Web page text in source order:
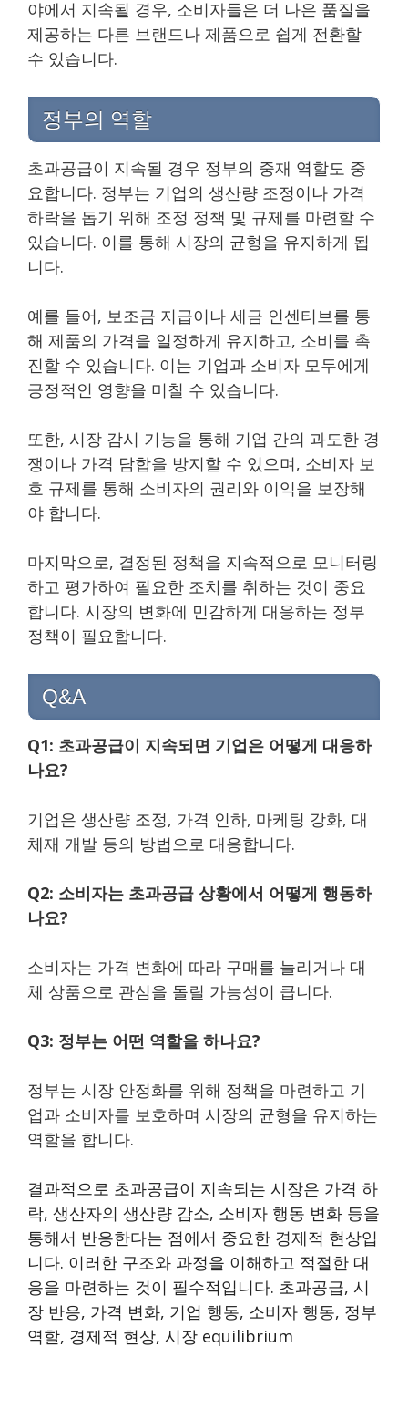
야에서 지속될 경우, 소비자들은 더 나은 품질을
제공하는 다른 브랜드나 제품으로 쉽게 전환할
수 있습니다.
정부의 역할
초과공급이 지속될 경우 정부의 중재 역할도 중
요합니다. 정부는 기업의 생산량 조정이나 가격
하락을 돕기 위해 조정 정책 및 규제를 마련할 수
있습니다. 이를 통해 시장의 균형을 유지하게 됩
니다.
예를 들어, 보조금 지급이나 세금 인센티브를 통
해 제품의 가격을 일정하게 유지하고, 소비를 촉
진할 수 있습니다. 이는 기업과 소비자 모두에게
긍정적인 영향을 미칠 수 있습니다.
또한, 시장 감시 기능을 통해 기업 간의 과도한 경
쟁이나 가격 담합을 방지할 수 있으며, 소비자 보
호 규제를 통해 소비자의 권리와 이익을 보장해
야 합니다.
마지막으로, 결정된 정책을 지속적으로 모니터링
하고 평가하여 필요한 조치를 취하는 것이 중요
합니다. 시장의 변화에 민감하게 대응하는 정부
정책이 필요합니다.
Q&A
Q1: 초과공급이 지속되면 기업은 어떻게 대응하
나요?
기업은 생산량 조정, 가격 인하, 마케팅 강화, 대
체재 개발 등의 방법으로 대응합니다.
Q2: 소비자는 초과공급 상황에서 어떻게 행동하
나요?
소비자는 가격 변화에 따라 구매를 늘리거나 대
체 상품으로 관심을 돌릴 가능성이 큽니다.
Q3: 정부는 어떤 역할을 하나요?
정부는 시장 안정화를 위해 정책을 마련하고 기
업과 소비자를 보호하며 시장의 균형을 유지하는
역할을 합니다.
결과적으로 초과공급이 지속되는 시장은 가격 하
락, 생산자의 생산량 감소, 소비자 행동 변화 등을
통해서 반응한다는 점에서 중요한 경제적 현상입
니다. 이러한 구조와 과정을 이해하고 적절한 대
응을 마련하는 것이 필수적입니다. 초과공급, 시
장 반응, 가격 변화, 기업 행동, 소비자 행동, 정부
역할, 경제적 현상, 시장 equilibrium